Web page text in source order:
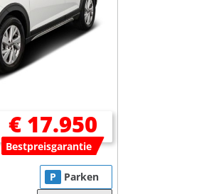
€ 17.950
Bestpreisgarantie
P Parken